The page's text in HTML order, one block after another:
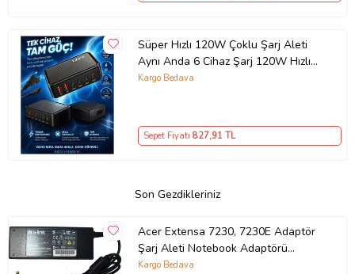
Süper Hızlı 120W Çoklu Şarj Aleti
Aynı Anda 6 Cihaz Şarj 120W Hızlı
Şarj İstasyonu Çoklu USB & Type-C
Kargo Bedava
Sepet Fiyatı 827,91 TL
Son Gezdikleriniz
Acer Extensa 7230, 7230E Adaptör
Şarj Aleti Notebook Adaptörü
(Siyah)
Kargo Bedava